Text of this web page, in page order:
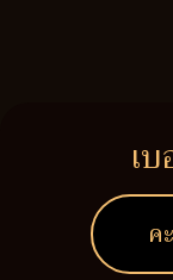
เ
ค